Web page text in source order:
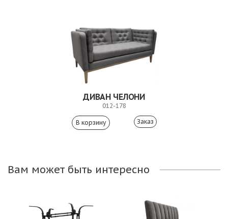
ДИВАН ЧЕЛОНИ
012-178
Заказ
Вам может быть интересно